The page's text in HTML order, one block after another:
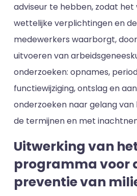
adviseur te hebben, zodat
wettelijke verplichtingen en
medewerkers waarborgt,
uitvoeren van
onderzoeken: opnames,
functiewijziging, ontslag en
onderzoeken naar gelang van
de termijnen en met
Uitwerking van
programma voor
preventie van